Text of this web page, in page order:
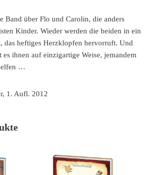
Band über Flo und Carolin, die anders
Kinder. Wieder werden die beiden in ein
das heftiges Herzklopfen hervorruft. Und
ihnen auf einzigartige Weise, jemandem
…
1. Aufl. 2012